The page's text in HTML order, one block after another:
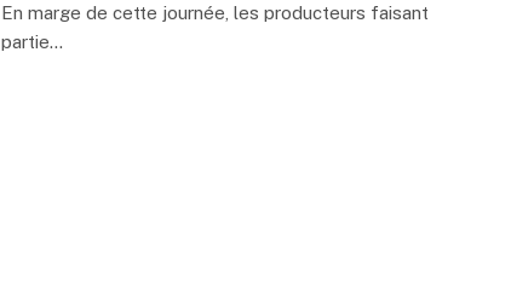
En marge de cette journée, les producteurs faisant
partie…